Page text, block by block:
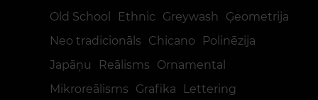
Old School
Ethnic Greywash
Ģeometrija
Neo tradicionāls
Chicano
Polinēzija
Japāņu
Reālisms
Ornamental
Mikroreālisms
Grafika Lettering